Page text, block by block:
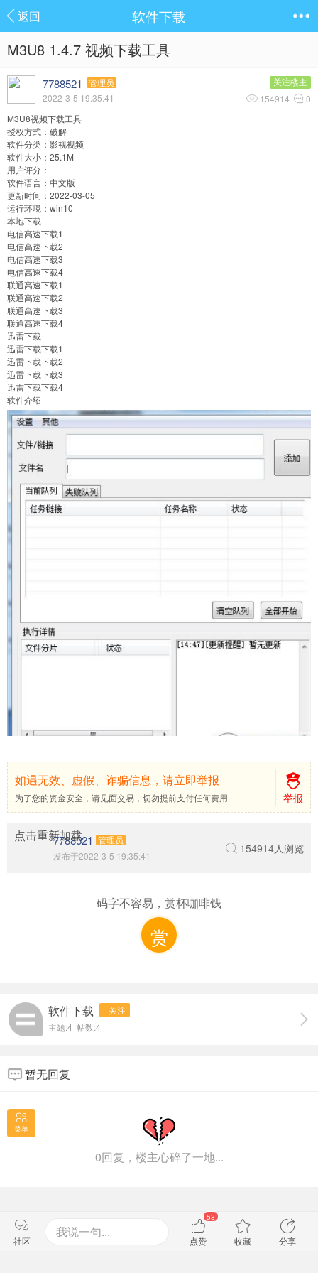
返回 软件下载
M3U8 1.4.7 视频下载工具
7788521 管理员
2022-3-5 19:35:41
关注楼主
154914
0
M3U8视频下载工具
授权方式：破解
软件分类： 影视视频
软件大小：25.1M
用户评分：
软件语言：中文版
更新时间：2022-03-05
运行环境：win10
本地下载
电信高速下载1
电信高速下载2
电信高速下载3
电信高速下载4
联通高速下载1
联通高速下载2
联通高速下载3
联通高速下载4
迅雷下载
迅雷下载下载1
迅雷下载下载2
迅雷下载下载3
迅雷下载下载4
软件介绍
如遇无效、虚假、诈骗信息，请立即举报
为了您的资金安全，请见面交易，切勿提前支付任何费用 举报
点击重新加载
154914人浏览
7788521 管理员
发布于2022-3-5 19:35:41
码字不容易，赏杯咖啡钱
赏
软件下载
+关注
主题:4 帖数:4
暂无回复
0回复，楼主心碎了一地...
社区
我说一句...
点赞
53
收藏 分享
菜单